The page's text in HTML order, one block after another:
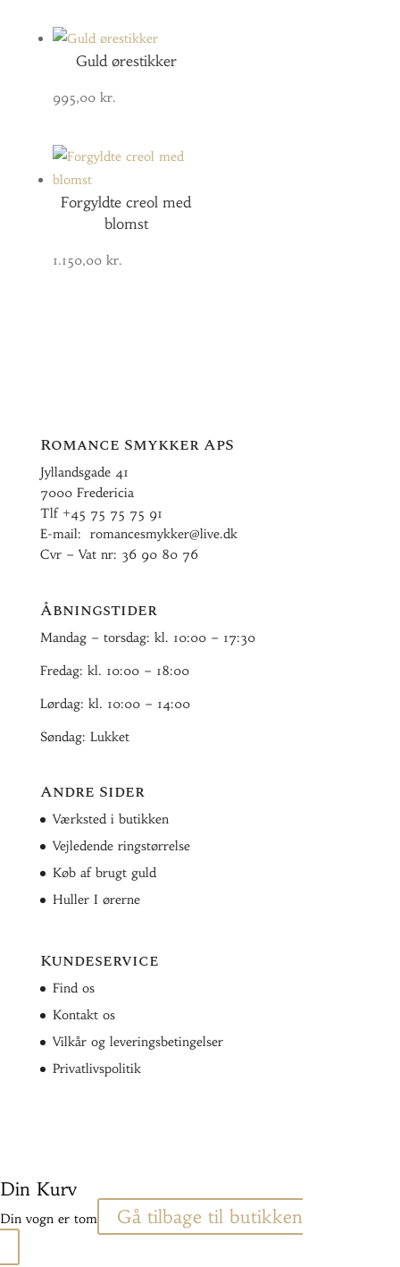
Guld ørestikker
995,00 kr.
Forgyldte creol med
blomst
1.150,00 kr.
Romance Smykker ApS
Jyllandsgade 41
7000 Fredericia
Tlf +45 75 75 75 91
E-mail: romancesmykker@live.dk
Cvr – Vat nr: 36 90 80 76
Åbningstider
Mandag – torsdag: kl. 10:00 – 17:30
Fredag: kl. 10:00 – 18:00
Lørdag: kl. 10:00 – 14:00
Søndag: Lukket
Andre Sider
Værksted i butikken
Vejledende ringstørrelse
Køb af brugt guld
Huller I ørerne
Kundeservice
Find os
Kontakt os
Vilkår og leveringsbetingelser
Privatlivspolitik
Din Kurv
Din vogn er tom Gå tilbage til butikken